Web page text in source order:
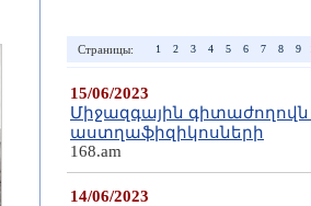
Страницы: 1 2 3 4 5 6 7 8 9
15/06/2023
Միջազգային
աստղաֆիզիկոսների
168.am
14/06/2023